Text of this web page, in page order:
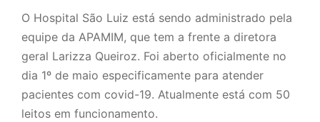
O Hospital São Luiz está sendo administrado pela
equipe da APAMIM, que tem a frente a diretora
geral Larizza Queiroz. Foi aberto oficialmente no
dia 1º de maio especificamente para atender
pacientes com covid-19. Atualmente está com 50
leitos em funcionamento.